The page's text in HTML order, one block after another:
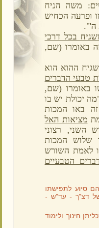
משה הניח
ופרעה הכחיש
ה'".
בכל דרכי
באומרו (שם,
ההוא הוא
טבעי הדברים
באומרו (שם,
יכולת יש בו
באו המכות
מציאות האל
השני, רצוני
שלוש המכות
לאמת השורש
הטבעיים
סיוע לתפישתו
של דצ"ך - עד"ש -
חינוך ולימוד